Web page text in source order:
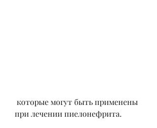
при лечении пиелонефрита.